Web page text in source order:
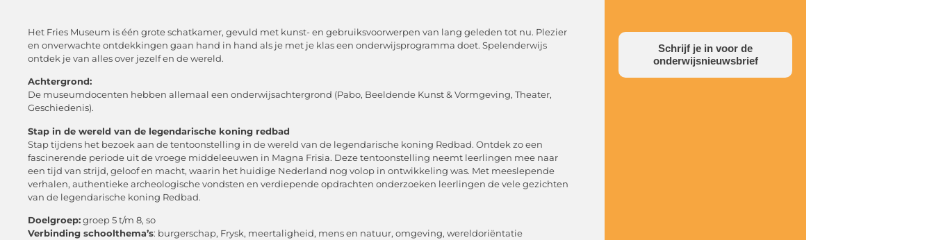
Het Fries Museum is één grote schatkamer, gevuld met kunst- en gebruiksvoorwerpen van lang geleden tot nu. Plezier
en onverwachte ontdekkingen gaan hand in hand als je met je klas een onderwijsprogramma doet. Spelenderwijs
ontdek je van alles over jezelf en de wereld.
Achtergrond:
De museumdocenten hebben allemaal een onderwijsachtergrond (Pabo, Beeldende Kunst & Vormgeving, Theater,
Geschiedenis).
Stap in de wereld van de legendarische koning redbad
Stap tijdens het bezoek aan de tentoonstelling in de wereld van de legendarische koning Redbad. Ontdek zo een
fascinerende periode uit de vroege middeleeuwen in Magna Frisia. Deze tentoonstelling neemt leerlingen mee naar
een tijd van strijd, geloof en macht, waarin het huidige Nederland nog volop in ontwikkeling was. Met meeslepende
verhalen, authentieke archeologische vondsten en verdiepende opdrachten onderzoeken leerlingen de vele gezichten
van de legendarische koning Redbad.
Doelgroep:groep 5 t/m 8, so
Verbinding schoolthema’s: burgerschap, Frysk, meertaligheid, mens en natuur, omgeving, wereldoriëntatie
Schrijf je in voor de
onderwijsnieuwsbrief